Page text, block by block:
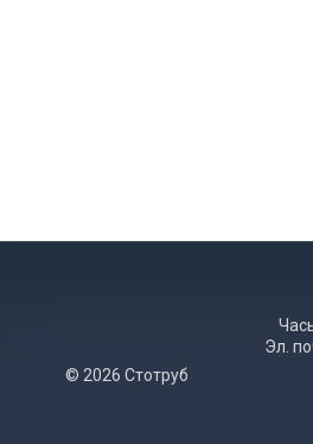
Эл.
© 2026 Стотруб